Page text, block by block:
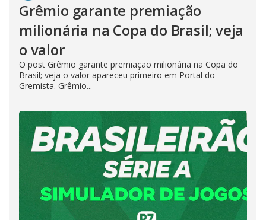
Grêmio garante premiação
milionária na Copa do Brasil; veja
o valor
O post Grêmio garante premiação milionária na Copa do
Brasil; veja o valor apareceu primeiro em Portal do
Gremista. Grêmio...